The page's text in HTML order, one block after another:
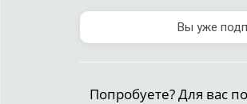
Вы уже
Попробуете? Для вас